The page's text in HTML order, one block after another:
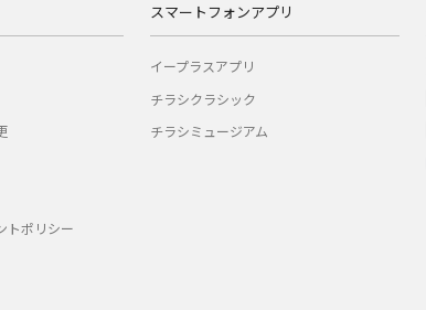
トポリシー
スマートフォンアプリ
イープラスアプリ
チラシクラシック
チラシミュージアム